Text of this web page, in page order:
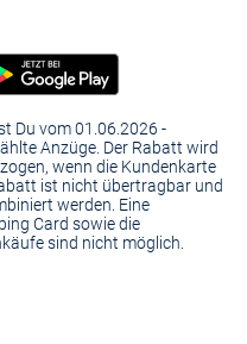
Du vom 01.06.2026 -
Anzüge. Der Rabatt wird
wenn die Kundenkarte
ist nicht übertragbar und
werden. Eine
Card sowie die
sind nicht möglich.